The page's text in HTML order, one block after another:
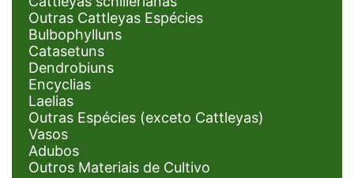
Outras Cattleyas Espécies
Bulbophylluns
Catasetuns
Dendrobiuns
Encyclias
Laelias
Outras Espécies (exceto Cattleyas)
Vasos
Adubos
Outros Materiais de Cultivo